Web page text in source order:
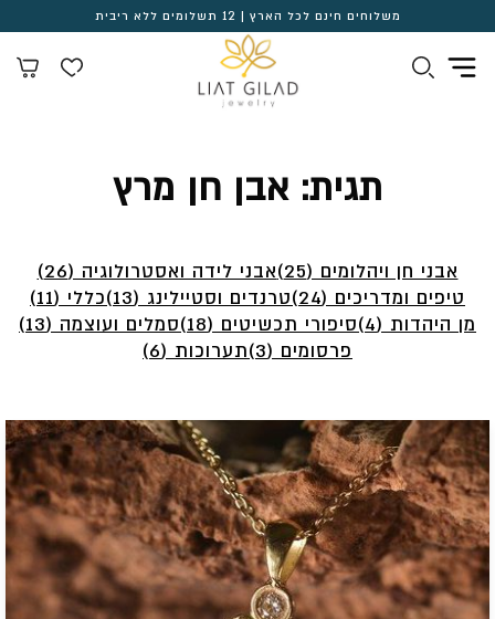
משלוחים חינם לכל הארץ | 12 תשלומים ללא ריבית
תגית:אבן חן מרץ
אבני חן ויהלומים (25)
אבני לידה ואסטרולוגיה (26)
טיפים ומדריכים (24)
טרנדים וסטיילינג (13)
כללי (11)
מן היהדות (4)
סיפורי תכשיטים (18)
סמלים ועוצמה (13)
פרסומים (3)
תערוכות (6)